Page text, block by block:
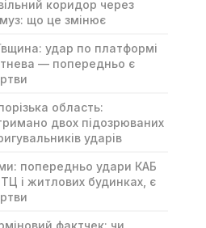
коридор через
що це змінює
удар по платформі
— попередньо є
область:
двох підозрюваних
ударів
попередньо удари КАБ
і житлових будинках, є
фактчек: чи